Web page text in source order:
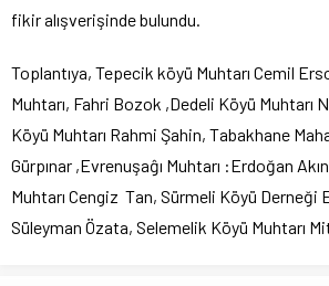
fikir alışverişinde bulundu.
Toplantıya, Tepecik köyü Muhtarı Cemil
Muhtarı, Fahri Bozok ,Dedeli Köyü Muhtarı
Köyü Muhtarı Rahmi Şahin, Tabakhane
Gürpınar ,Evrenuşaĝı Muhtarı :Erdoğan
Muhtarı Cengiz Tan, Sürmeli Köyü Derneği
Süleyman Özata, Selemelik Köyü Muhtarı